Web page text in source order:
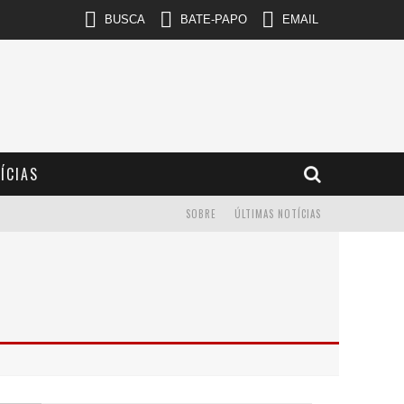
BUSCA BATE-PAPO EMAIL
ÚLTIMAS NOTÍCIAS
SOBRE